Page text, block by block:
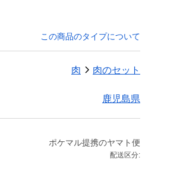
この商品のタイプについて
肉 肉のセット
鹿児島県
ポケマル提携のヤマト便
配送区分: